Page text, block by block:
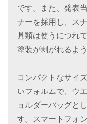
です。また、発表
ナーを採用し、ス
具類は使うにつれ
塗装が剥がれるよ
コンパクトなサイ
いフォルムで、ウ
ョルダーバッグと
す。スマートフォ